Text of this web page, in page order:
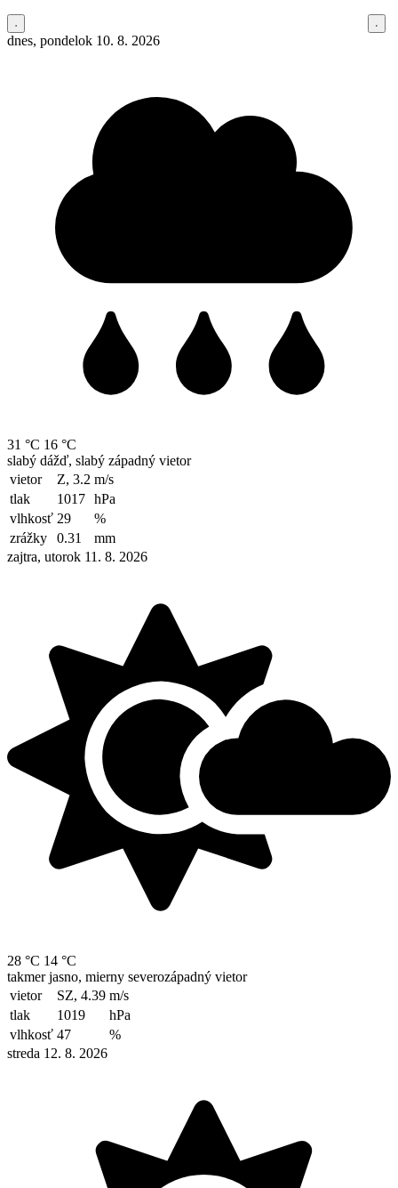
dnes, pondelok 10. 8. 2026
31 °C 16 °C
slabý dážď, slabý západný vietor
vietor
Z, 3.2 m/s
tlak
1017 hPa
vlhkosť 29
%
zrážky
0.31
mm
zajtra, utorok 11. 8. 2026
28 °C 14 °C
takmer jasno, mierny severozápadný vietor
vietor
SZ, 4.39 m/s
tlak
1019
hPa
vlhkosť 47
%
streda 12. 8. 2026